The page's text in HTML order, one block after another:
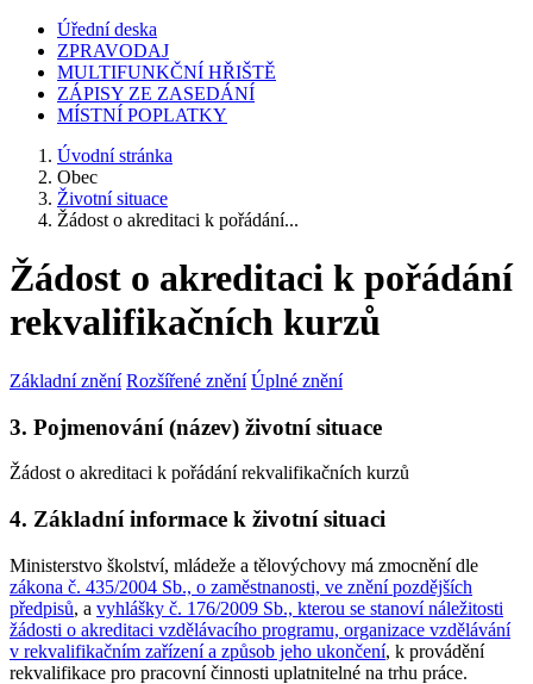
Úřední deska
ZPRAVODAJ
MULTIFUNKČNÍ HŘIŠTĚ
ZÁPISY ZE ZASEDÁNÍ
MÍSTNÍ POPLATKY
Úvodní stránka
Obec
Životní situace
Žádost o akreditaci k pořádání...
Žádost o akreditaci k pořádání
rekvalifikačních kurzů
Základní znění Rozšířené znění Úplné znění
3. Pojmenování (název) životní situace
Žádost o akreditaci k pořádání rekvalifikačních kurzů
4. Základní informace k životní situaci
Ministerstvo školství, mládeže a tělovýchovy má zmocnění dle
zákona č. 435/2004 Sb., o zaměstnanosti, ve znění pozdějších
předpisů, a vyhlášky č. 176/2009 Sb., kterou se stanoví náležitosti
žádosti o akreditaci vzdělávacího programu, organizace vzdělávání
v rekvalifikačním zařízení a způsob jeho ukončení, k provádění
rekvalifikace pro pracovní činnosti uplatnitelné na trhu práce.